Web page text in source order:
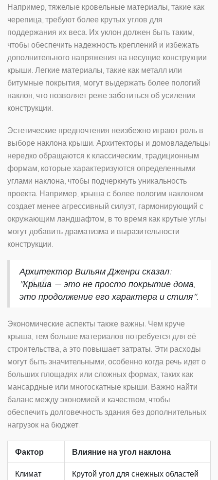
Например, тяжелые кровельные материалы, такие как
черепица, требуют более крутых углов для
поддержания их веса. Их уклон должен быть таким,
чтобы обеспечить надежность креплений и избежать
дополнительного напряжения на несущие конструкции
крыши. Легкие материалы, такие как металл или
битумные покрытия, могут выдержать более пологий
наклон, что позволяет реже заботиться об усилении
конструкции.
Эстетические предпочтения неизбежно играют роль в
выборе наклона крыши. Архитекторы и домовладельцы
нередко обращаются к классическим, традиционным
формам, которые характеризуются определенными
углами наклона, чтобы подчеркнуть уникальность
проекта. Например, крыша с более пологим наклоном
создает менее агрессивный силуэт, гармонирующий с
окружающим ландшафтом, в то время как крутые углы
могут добавить драматизма и выразительности
конструкции.
Архитектор Вильям Дженри сказал:
"Крыша — это не просто покрытие дома,
это продолжение его характера и стиля".
Экономические аспекты также важны. Чем круче
крыша, тем больше материалов потребуется для её
строительства, а это повышает затраты. Эти расходы
могут быть значительными, особенно когда речь идет о
больших площадях или сложных формах, таких как
мансардные или многоскатные крыши. Важно найти
баланс между экономией и качеством, чтобы
обеспечить долговечность здания без дополнительных
нагрузок на бюджет.
Фактор Влияние на угол наклона
Климат Крутой угол для снежных областей